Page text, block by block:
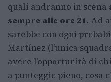
quali andranno in scena
sempre alle ore 21. Ad
sarebbe con ogni
Martínez (l’unica
avere l’opportunità di
a punteggio pieno, cosa